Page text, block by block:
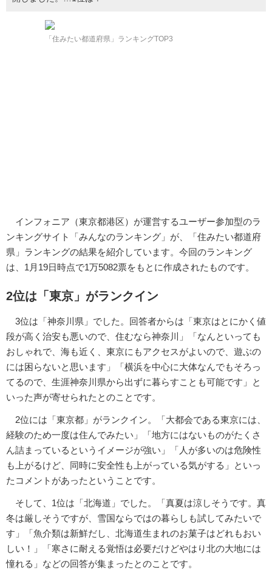
「住みたい都道府県」ランキングTOP3
インフォニア（東京都港区）が運営するユーザー参加型のラ
ンキングサイト「みんなのランキング」が、「住みたい都道府
県」ランキングの結果を紹介しています。今回のランキング
は、1月19日時点で1万5082票をもとに作成されたものです。
2位は「東京」がランクイン
3位は「神奈川県」でした。回答者からは「東京はとにかく値
段が高く治安も悪いので、住むなら神奈川」「なんといっても
おしゃれで、海も近く、東京にもアクセスがよいので、遊ぶの
には困らないと思います」「横浜を中心に大体なんでもそろっ
てるので、生涯神奈川県から出ずに暮らすことも可能です」と
いった声が寄せられたとのことです。
2位には「東京都」がランクイン。「大都会である東京には、
経験のため一度は住んでみたい」「地方にはないものがたくさ
ん詰まっているというイメージが強い」「人が多いのは危険性
も上がるけど、同時に安全性も上がっている気がする」といっ
たコメントがあったということです。
そして、1位は「北海道」でした。「真夏は涼しそうです。真
冬は厳しそうですが、雪国ならではの暮らしも試してみたいで
す」「魚介類は新鮮だし、北海道生まれのお菓子はどれもおい
しい！」「寒さに耐える覚悟は必要だけどやはり北の大地には
憧れる」などの回答が集まったとのことです。